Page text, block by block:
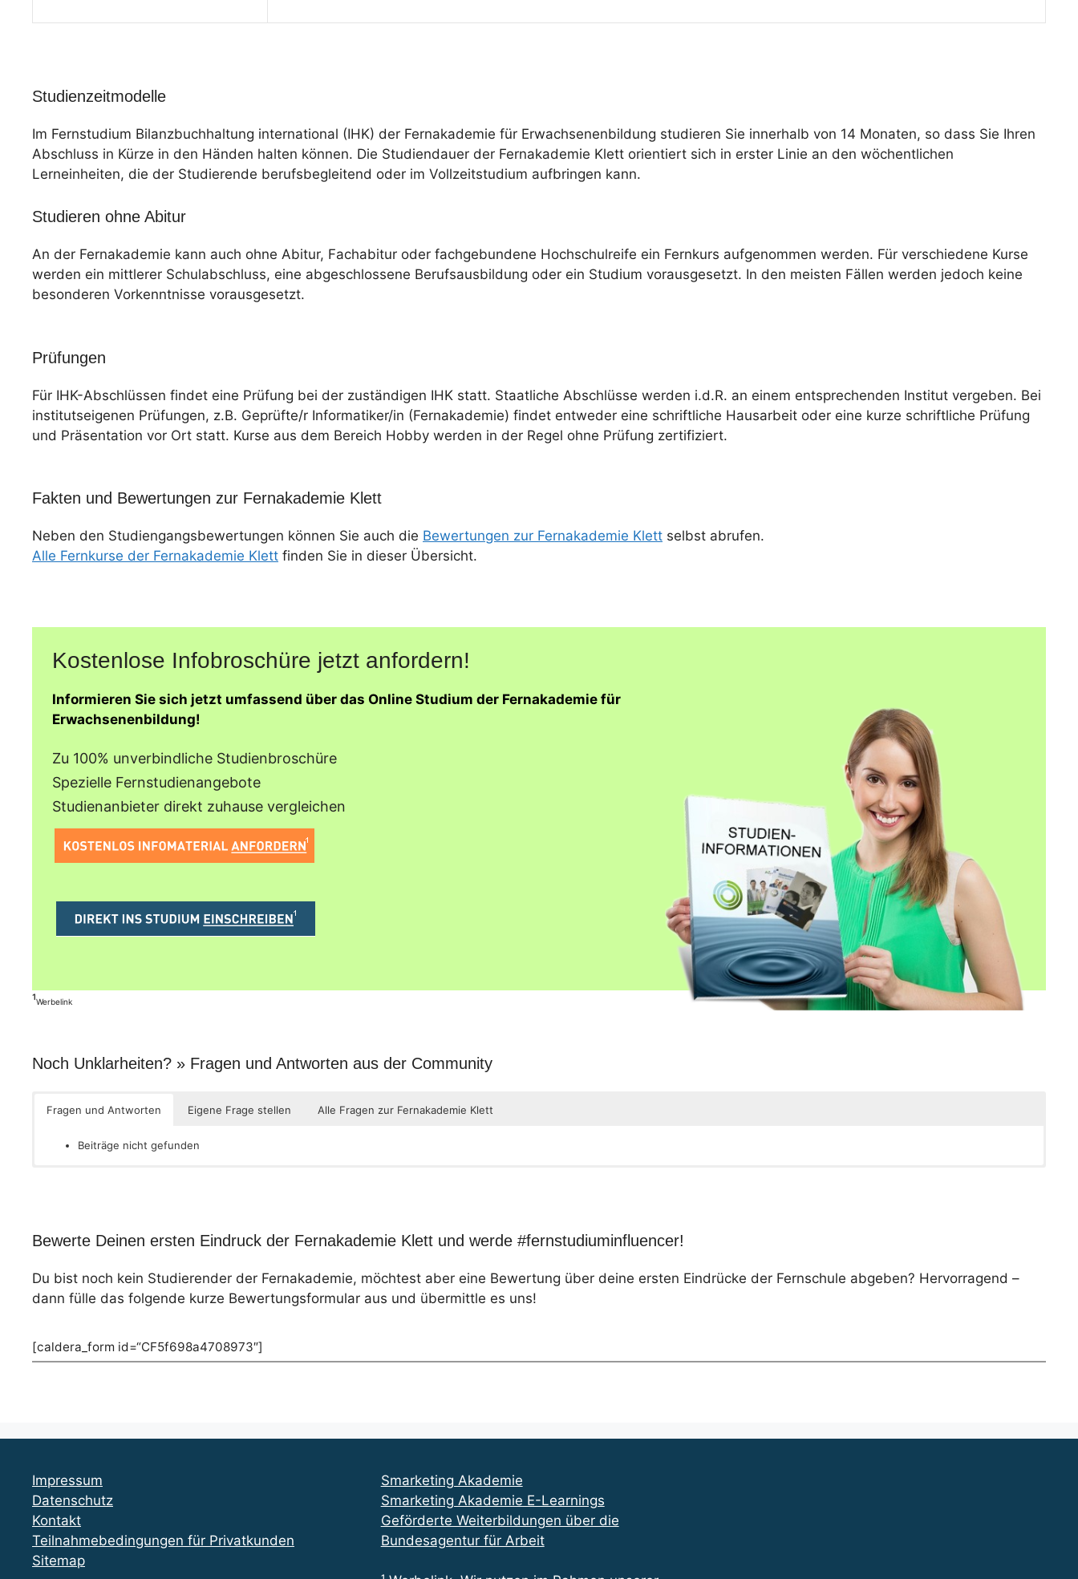
Studienzeitmodelle
Im Fernstudium Bilanzbuchhaltung international (IHK) der Fernakademie für Erwachsenenbildung studieren Sie innerhalb von 14 Monaten, so dass Sie Ihren
Abschluss in Kürze in den Händen halten können. Die Studiendauer der Fernakademie Klett orientiert sich in erster Linie an den wöchentlichen
Lerneinheiten, die der Studierende berufsbegleitend oder im Vollzeitstudium aufbringen kann.
Studieren ohne Abitur
An der Fernakademie kann auch ohne Abitur, Fachabitur oder fachgebundene Hochschulreife ein Fernkurs aufgenommen werden. Für verschiedene Kurse
werden ein mittlerer Schulabschluss, eine abgeschlossene Berufsausbildung oder ein Studium vorausgesetzt. In den meisten Fällen werden jedoch keine
besonderen Vorkenntnisse vorausgesetzt.
Prüfungen
Für IHK-Abschlüssen findet eine Prüfung bei der zuständigen IHK statt. Staatliche Abschlüsse werden i.d.R. an einem entsprechenden Institut vergeben. Bei
institutseigenen Prüfungen, z.B. Geprüfte/r Informatiker/in (Fernakademie) findet entweder eine schriftliche Hausarbeit oder eine kurze schriftliche Prüfung
und Präsentation vor Ort statt. Kurse aus dem Bereich Hobby werden in der Regel ohne Prüfung zertifiziert.
Fakten und Bewertungen zur Fernakademie Klett
Neben den Studiengangsbewertungen können Sie auch die Bewertungen zur Fernakademie Klett selbst abrufen.
Alle Fernkurse der Fernakademie Klett finden Sie in dieser Übersicht.
Kostenlose Infobroschüre jetzt anfordern!
Informieren Sie sich jetzt umfassend über das Online Studium der Fernakademie für
Erwachsenenbildung!
Zu 100% unverbindliche Studienbroschüre
Spezielle Fernstudienangebote
Studienanbieter direkt zuhause vergleichen
¹Werbelink
Noch Unklarheiten? » Fragen und Antworten aus der Community
Fragen und Antworten Eigene Frage stellen Alle Fragen zur Fernakademie Klett
Beiträge nicht gefunden
Bewerte Deinen ersten Eindruck der Fernakademie Klett und werde #fernstudiuminfluencer!
Du bist noch kein Studierender der Fernakademie, möchtest aber eine Bewertung über deine ersten Eindrücke der Fernschule abgeben? Hervorragend –
dann fülle das folgende kurze Bewertungsformular aus und übermittle es uns!
[caldera_form id=“CF5f698a4708973″]
Impressum
Datenschutz
Kontakt
Teilnahmebedingungen für Privatkunden
Sitemap
Smarketing Akademie
Smarketing Akademie E-Learnings
Geförderte Weiterbildungen über die
Bundesagentur für Arbeit